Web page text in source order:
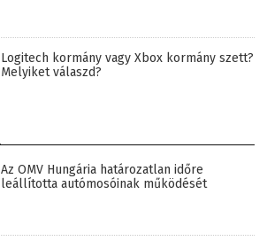
Logitech kormány vagy Xbox kormány szett?
Melyiket válaszd?
Az OMV Hungária határozatlan időre
leállította autómosóinak működését